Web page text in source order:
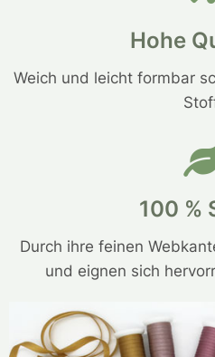
Hohe
Weich und leicht formbar
100 %
Durch ihre feinen
und eignen sich